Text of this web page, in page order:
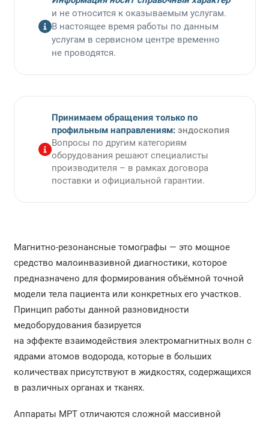
Ремонт электрокардиографов
Ремонт дефибрилляторов
Ремонт медицинских лазеров
Ремонт ЛОР-комбайнов
Ремонт аудиометров
Ремонт компьютерных томографов
Ремонт аппаратов МРТ
Ремонт стоматологического оборудования
Обучение врача работе на УЗИ аппарате
Монтаж медицинского оборудования
Диагностика медицинского оборудования
и не относится к оказываемым услугам.
В настоящее время работы по данным
услугам в сервисном центре временно
не проводятся.
Принимаем обращения только по
профильным направлениям: эндоскопия
Вопросы по другим категориям
оборудования решают специалисты
производителя – в рамках договора
поставки и официальной гарантии.
Магнитно-резонансные томографы — это мощное
средство малоинвазивной диагностики, которое
предназначено для формирования объёмной точной
модели тела пациента или конкретных его участков.
Принцип работы данной разновидности
медоборудования базируется
на эффекте взаимодействия электромагнитных волн с
ядрами атомов водорода, которые в больших
количествах присутствуют в жидкостях, содержащихся
в различных органах и тканях.
Аппараты МРТ отличаются сложной массивной